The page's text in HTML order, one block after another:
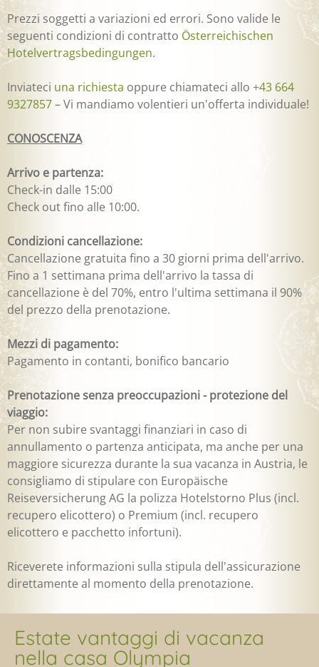
Prezzi soggetti a variazioni ed errori. Sono valide le
seguenti condizioni di contratto Österreichischen
Hotelvertragsbedingungen.
Inviateci una richiesta oppure chiamateci allo +43 664
9327857– Vi mandiamo volentieri un'offerta individuale!
CONOSCENZA
Arrivo e partenza:
Check-in dalle 15:00
Check out fino alle 10:00.
Condizioni cancellazione:
Cancellazione gratuita fino a 30 giorni prima dell'arrivo.
Fino a 1 settimana prima dell'arrivo la tassa di
cancellazione è del 70%, entro l'ultima settimana il 90%
del prezzo della prenotazione.
Mezzi di pagamento:
Pagamento in contanti, bonifico bancario
Prenotazione senza preoccupazioni - protezione del
viaggio:
Per non subire svantaggi finanziari in caso di
annullamento o partenza anticipata, ma anche per una
maggiore sicurezza durante la sua vacanza in Austria, le
consigliamo di stipulare con Europäische
Reiseversicherung AG la polizza Hotelstorno Plus (incl.
recupero elicottero) o Premium (incl. recupero
elicottero e pacchetto infortuni).
Riceverete informazioni sulla stipula dell'assicurazione
direttamente al momento della prenotazione.
Estate vantaggi di vacanza
nella casa Olympia